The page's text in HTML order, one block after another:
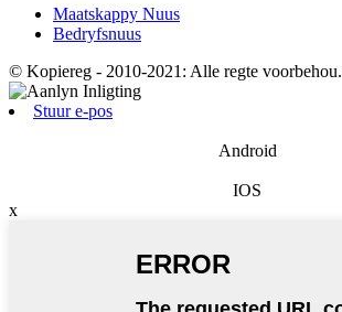
Maatskappy Nuus
Bedryfsnuus
© Kopiereg - 2010-2021: Alle regte voorbehou.
Stuur e-pos
Android
IOS
x